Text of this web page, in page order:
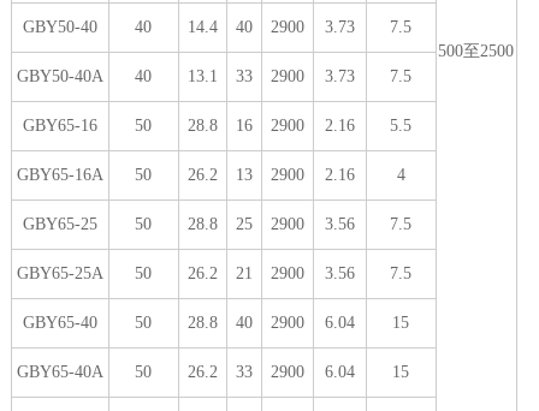
500至2500
GBY50-40 40 14.4 40 2900 3.73 7.5
GBY50-40A 40 13.1 33 2900 3.73 7.5
GBY65-16 50 28.8 16 2900 2.16 5.5
GBY65-16A 50 26.2 13 2900 2.16 4
GBY65-25 50 28.8 25 2900 3.56 7.5
GBY65-25A 50 26.2 21 2900 3.56 7.5
GBY65-40 50 28.8 40 2900 6.04 15
GBY65-40A 50 26.2 33 2900 6.04 15